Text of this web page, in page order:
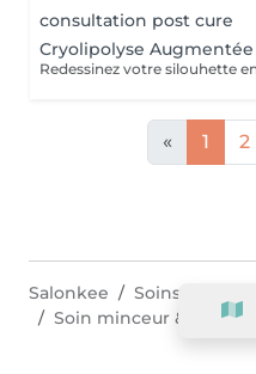
consultation post cure
Cryolipolyse Augmentée
« 1 2
Salonkee Soins du corps
Soin minceur &